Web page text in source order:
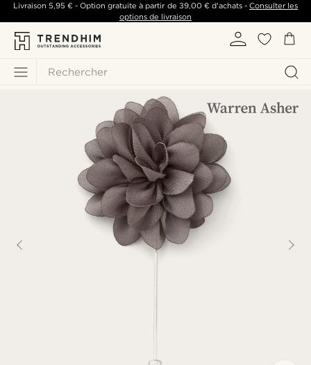
Rechercher
Livraison 5,95 €- Option gratuite à partir de 39,00 €d'achats -Consulter les
options de livraison